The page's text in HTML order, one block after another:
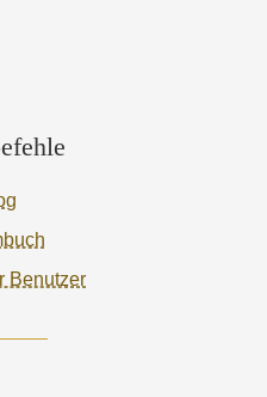
Benutzer